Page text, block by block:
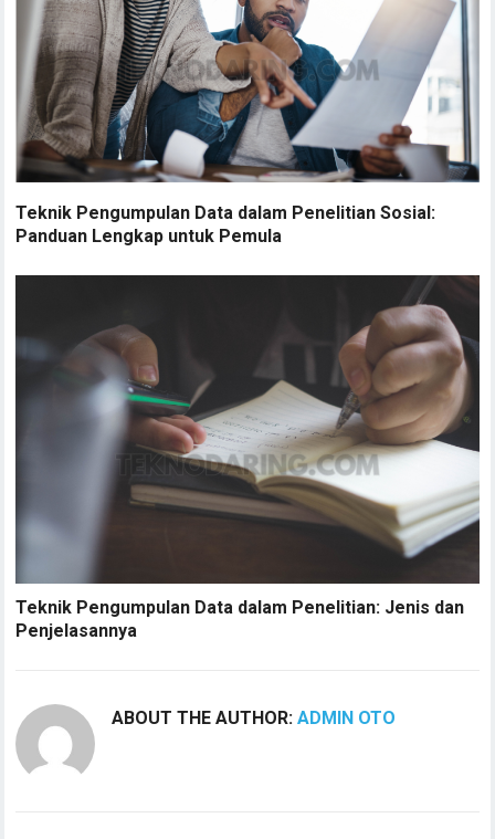
Teknik Pengumpulan Data dalam Penelitian Sosial:
Panduan Lengkap untuk Pemula
Teknik Pengumpulan Data dalam Penelitian: Jenis dan
Penjelasannya
ABOUT THE AUTHOR:ADMIN OTO